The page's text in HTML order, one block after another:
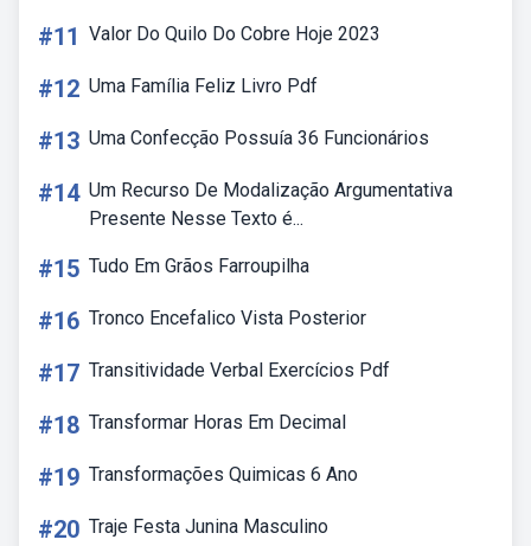
#11 Valor Do Quilo Do Cobre Hoje 2023
#12 Uma Família Feliz Livro Pdf
#13 Uma Confecção Possuía 36 Funcionários
#14 Um Recurso De Modalização Argumentativa
Presente Nesse Texto é...
#15 Tudo Em Grãos Farroupilha
#16 Tronco Encefalico Vista Posterior
#17 Transitividade Verbal Exercícios Pdf
#18 Transformar Horas Em Decimal
#19 Transformações Quimicas 6 Ano
#20 Traje Festa Junina Masculino